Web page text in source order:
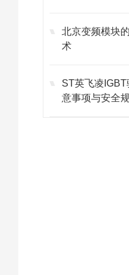
北京变频模块
术
ST英飞凌
意事项与安全